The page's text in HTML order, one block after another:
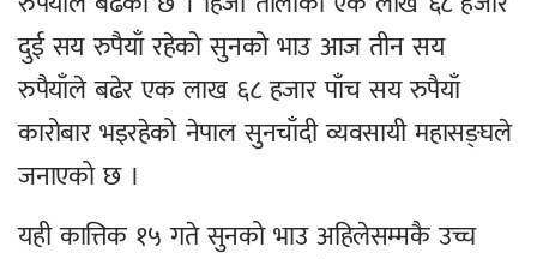
दुई सय रुपैयाँ रहेको सुनको भाउ आज तीन सय
रुपैयाँले बढेर एक लाख ६८ हजार पाँच सय रुपैयाँ
कारोबार भइरहेको नेपाल सुनचाँदी व्यवसायी महासङ्घले
जनाएको छ ।
यही कात्तिक १५ गते सुनको भाउ अहिलेसम्मकै उच्च